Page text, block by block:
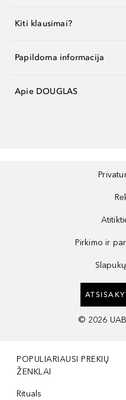
Kiti klausimai?
Papildoma informacija
Apie DOUGLAS
Pirkimo ir
© 2026
POPULIARIAUSI PREKIŲ
ŽENKLAI
Rituals